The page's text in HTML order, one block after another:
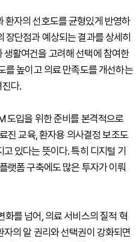
환자의 선호도를 균형있게 반영하
장단점과 예상되는 결과를 상세히
활여건을 고려해 선택에 참여한
를 높이고 의료 만족도를 개선하는
다.
도입을 위한 준비를 본격적으로
진 교육, 환자용 의사결정 보조도
있다는 뜻이다. 특히 디지털 기
랫폼 구축에도 많은 투자가 이뤄
를 넘어, 의료 서비스의 질적 혁
의 알 권리와 선택권이 강화되면